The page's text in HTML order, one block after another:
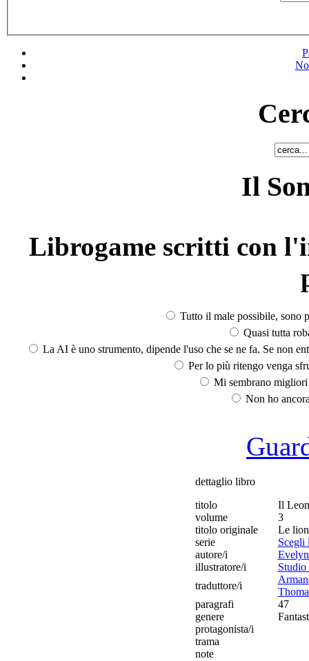
Il
Librogame scritti con
Tutto il male possibile, sono
Quasi tutta
La AI è uno strumento, dipende l'uso che se ne fa. Se non
Per lo più ritengo venga
Mi sembrano
Non ho
dettaglio libro
titolo
Il
volume
3
titolo originale
Le
serie
Scegli
autore/i
illustratore/i
Studio
traduttore/i
paragrafi
47
genere
protagonista/i
trama
note